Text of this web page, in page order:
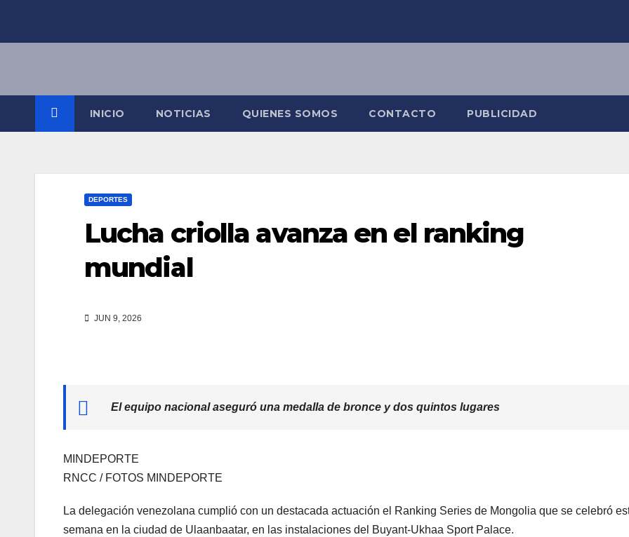
INICIO NOTICIAS QUIENES SOMOS CONTACTO PUBLICIDAD
DEPORTES
Lucha criolla avanza en el ranking
mundial
JUN 9, 2026
El equipo nacional aseguró una medalla de bronce y dos quintos lugares
MINDEPORTE
RNCC / FOTOS MINDEPORTE
La delegación venezolana cumplió con un destacada actuación el Ranking Series de Mongolia que se celebró
semana en la ciudad de Ulaanbaatar, en las instalaciones del Buyant-Ukhaa Sport Palace.